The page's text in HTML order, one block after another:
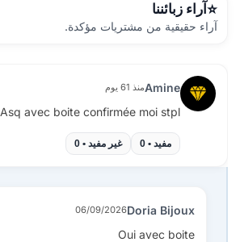
آراء زبائننا
آراء حقيقية من مشتريات مؤكدة.
Amineمنذ 61 يوم
Asq avec boite confirmée moi stpl
مفيد • 0 غير مفيد • 0
Doria Bijoux
06/09/2026
Oui avec boite